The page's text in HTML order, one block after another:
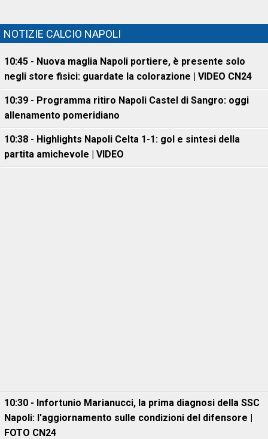
NOTIZIE CALCIO NAPOLI
10:45 - Nuova maglia Napoli portiere, è presente solo
negli store fisici: guardate la colorazione | VIDEO CN24
10:39 - Programma ritiro Napoli Castel di Sangro: oggi
allenamento pomeridiano
10:38 - Highlights Napoli Celta 1-1: gol e sintesi della
partita amichevole | VIDEO
10:30 - Infortunio Marianucci, la prima diagnosi della SSC
Napoli: l'aggiornamento sulle condizioni del difensore |
FOTO CN24